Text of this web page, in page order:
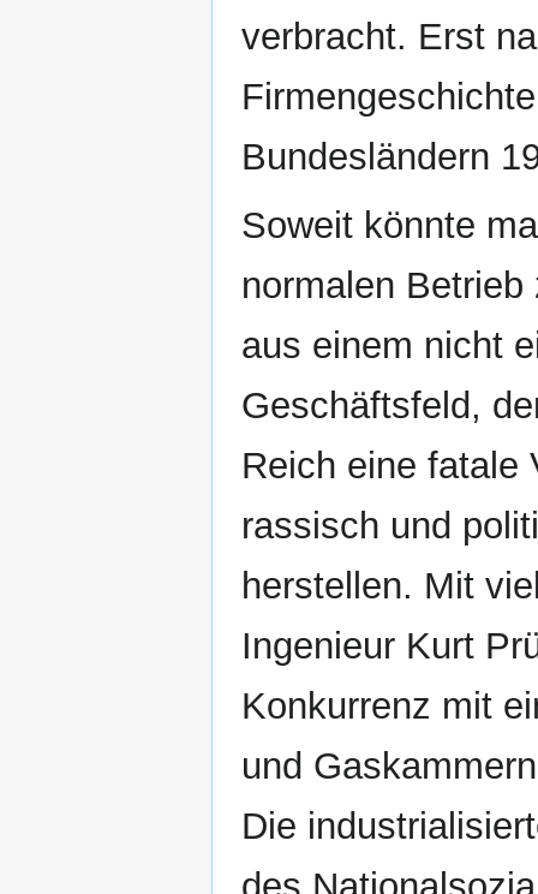
verbracht. Erst
Bundesländern
Soweit könnte
normalen
aus einem nicht
Geschäftsfeld,
Reich eine fatale
rassisch und
herstellen. Mit
Ingenieur Kurt
Konkurrenz mit
und
Die